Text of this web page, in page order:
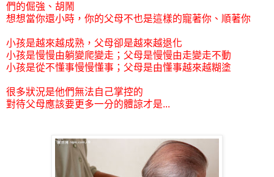
們的倔強、胡鬧
想想當你還小時，你的父母不也是這樣的寵著你、順著你
小孩是越來越成熟，父母卻是越來越退化
小孩是慢慢由躺變爬變走；父母是慢慢由走變走不動
小孩是從不懂事慢慢懂事；父母是由懂事越來越糊塗
很多狀況是他們無法自己掌控的
對待父母應該要更多一分的體諒才是...